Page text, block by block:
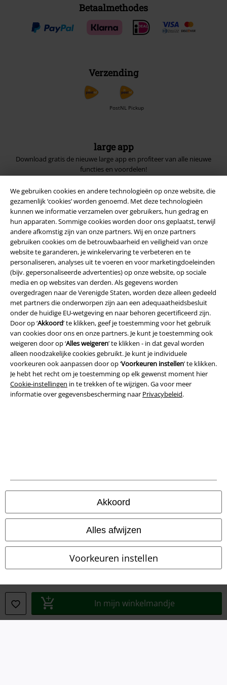
We gebruiken cookies en andere technologieën op onze website, die
gezamenlijk ‘cookies’ worden genoemd. Met deze technologieën
kunnen we informatie verzamelen over gebruikers, hun gedrag en
hun apparaten. Sommige cookies worden door ons geplaatst, terwijl
andere afkomstig zijn van onze partners. Wij en onze partners
gebruiken cookies om de betrouwbaarheid en veiligheid van onze
website te garanderen, je winkelervaring te verbeteren en te
personaliseren, analyses uit te voeren en voor marketingdoeleinden
(bijv. gepersonaliseerde advertenties) op onze website, op sociale
media en op websites van derden. Als gegevens worden
overgedragen naar de Verenigde Staten, worden deze alleen gedeeld
met partners die onderworpen zijn aan een adequaatheidsbesluit
onder de huidige EU-wetgeving en naar behoren gecertificeerd zijn.
Door op ‘Akkoord’ te klikken, geef je toestemming voor het gebruik
van cookies door ons en onze partners. Je kunt je toestemming ook
weigeren door op ‘Alles weigeren’ te klikken - in dat geval worden
alleen noodzakelijke cookies gebruikt. Je kunt je individuele
voorkeuren ook aanpassen door op ‘Voorkeuren instellen’ te klikken.
Je hebt het recht om je toestemming op elk gewenst moment hier
Cookie-instellingen in te trekken of te wijzigen. Ga voor meer
informatie over gegevensbescherming naar Privacybeleid.
Akkoord
Alles afwijzen
Voorkeuren instellen
In mijn winkelmandje
Betaalmethodes
Verzending
PostNL Pickup
large app
Download gratis de nieuwe large app en profiteer van alle nieuwe
functies en voordelen!
A Warner Music Group Company
Beveiliging
Bedrijfsgegevens
Privacyverklaring
Verklaring van conformiteit
Informatie over toegankelijkheid
Cookie-instellingen
Annuleer bestelling